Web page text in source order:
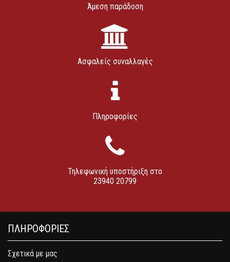
Άμεση παράδοση
Ασφαλείς συναλλαγές
Πληροφορίες
Τηλεφωνική υποστήριξη στο
23940 20799
ΠΛΗΡΟΦΟΡΙΕΣ
Σχετικά με μας